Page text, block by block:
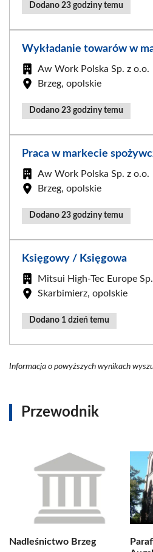
Dodano 23 godziny temu
Wykładanie towarów w
Aw Work Polska Sp. z o.o.
Brzeg, opolskie
Dodano 23 godziny temu
Praca w markecie
Aw Work Polska Sp. z o.o.
Brzeg, opolskie
Dodano 23 godziny temu
Księgowy / Księgowa
Mitsui High-Tec Europe
Skarbimierz, opolskie
Dodano 1 dzień temu
Informacja o powyższych wynikach
Przewodnik
Nadleśnictwo Brzeg